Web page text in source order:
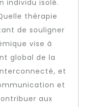
individu isolé.
thérapie
de souligner
vise à
global de la
et
et
aux